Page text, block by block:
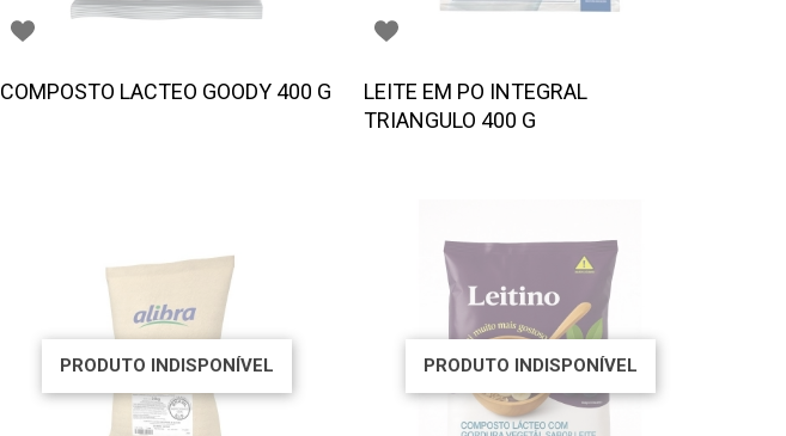
COMPOSTO LACTEO GOODY 400 G
LEITE EM PO INTEGRAL
TRIANGULO 400 G
PRODUTO INDISPONÍVEL PRODUTO INDISPONÍVEL